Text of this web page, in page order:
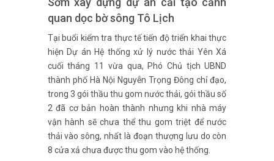
quan dọc bờ sông Tô Lịch
Tại buổi kiểm tra thực tế tiến độ triển khai thực
hiện Dự án Hệ thống xử lý nước thải Yên Xá
cuối tháng 11 vừa qua, Phó Chủ tịch UBND
thành phố Hà Nội Nguyễn Trọng Đông chỉ đạo,
trong 3 gói thầu thu gom nước thải, gói thầu số
2 đã cơ bản hoàn thành nhưng khi nhà máy
vận hành sẽ chưa thể thu gom triệt để nước
thải vào sông, nhất là đoạn thượng lưu do còn
8 cửa xả chưa được thu gom vào hệ thống.